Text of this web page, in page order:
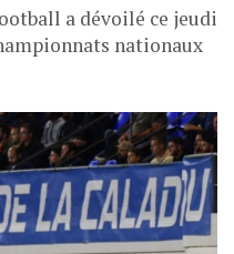
a dévoilé ce jeudi
nationaux